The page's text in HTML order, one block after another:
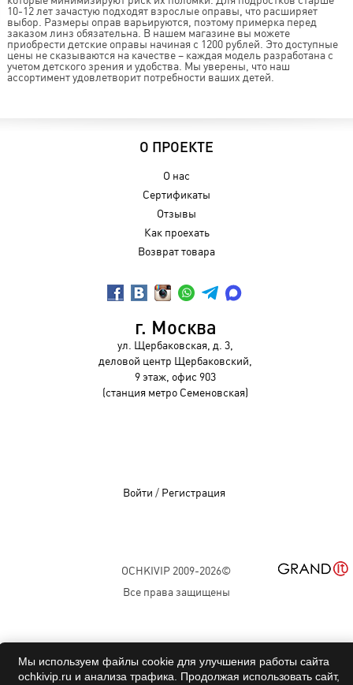
10-12 лет зачастую подходят взрослые оправы, что расширяет
выбор. Размеры оправ варьируются, поэтому примерка перед
заказом линз обязательна. В нашем магазине вы можете
приобрести детские оправы начиная с 1200 рублей. Это доступные
цены не сказываются на качестве – каждая модель разработана с
учетом детского зрения и удобства. Мы уверены, что наш
ассортимент удовлетворит потребности ваших детей.
О ПРОЕКТЕ
О нас
Сертификаты
Отзывы
Как проехать
Возврат товара
г. Москва
ул. Щербаковская, д. 3,
деловой центр Щербаковский,
9 этаж, офис 903
(станция метро Семеновская)
Войти / Регистрация
OCHKIVIP 2009-2026©
Все права защищены
Мы используем файлы cookie для улучшения работы сайта
ochkivip.ru и анализа трафика. Продолжая использовать сайт,